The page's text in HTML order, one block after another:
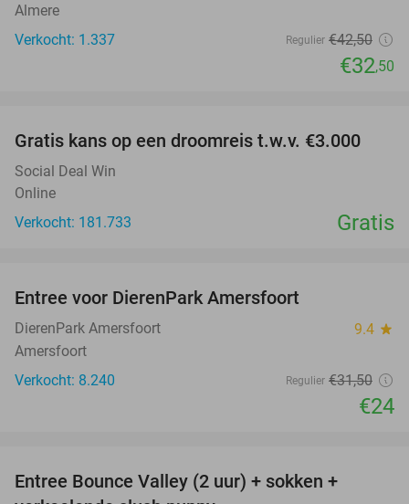
Almere
Verkocht: 1.337
Regulier €42,50
€32,50
Gratis kans op een droomreis t.w.v. €3.000
Social Deal Win
Online
Verkocht: 181.733
Gratis
Entree voor DierenPark Amersfoort
DierenPark Amersfoort 9.4 star
Amersfoort
Verkocht: 8.240
Regulier €31,50
€24
Entree Bounce Valley (2 uur) + sokken +